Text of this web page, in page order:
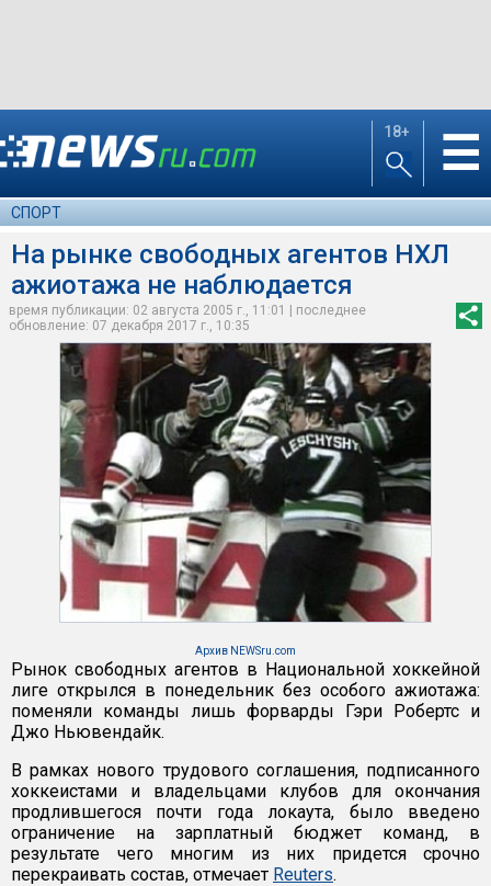
18+ ☰
СПОРТ
На рынке свободных агентов НХЛ
ажиотажа не наблюдается
время публикации: 02 августа 2005 г., 11:01 | последнее
обновление: 07 декабря 2017 г., 10:35
Архив NEWSru.com
Рынок свободных агентов в Национальной хоккейной
лиге открылся в понедельник без особого ажиотажа:
поменяли команды лишь форварды Гэри Робертс и
Джо Ньювендайк.
В рамках нового трудового соглашения, подписанного
хоккеистами и владельцами клубов для окончания
продлившегося почти года локаута, было введено
ограничение на зарплатный бюджет команд, в
результате чего многим из них придется срочно
перекраивать состав, отмечает Reuters.